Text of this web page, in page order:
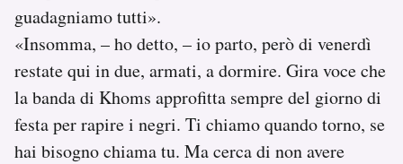
guadagniamo tutti».
«Insomma, – ho detto, – io parto, però di venerdì
restate qui in due, armati, a dormire. Gira voce che
la banda di Khoms approfitta sempre del giorno di
festa per rapire i negri. Ti chiamo quando torno, se
hai bisogno chiama tu. Ma cerca di non avere